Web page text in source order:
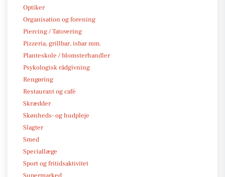
Optiker
Organisation og forening
Piercing / Tatovering
Pizzeria, grillbar, isbar mm.
Planteskole / blomsterhandler
Psykologisk rådgivning
Rengøring
Restaurant og café
Skrædder
Skønheds- og hudpleje
Slagter
Smed
Speciallæge
Sport og fritidsaktivitet
Supermarked